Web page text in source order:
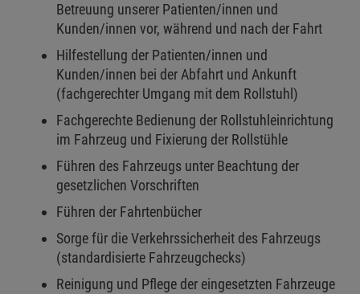
Betreuung unserer Patienten/innen und
Kunden/innen vor, während und nach der Fahrt
Hilfestellung der Patienten/innen und
Kunden/innen bei der Abfahrt und Ankunft
(fachgerechter Umgang mit dem Rollstuhl)
Fachgerechte Bedienung der Rollstuhleinrichtung
im Fahrzeug und Fixierung der Rollstühle
Führen des Fahrzeugs unter Beachtung der
gesetzlichen Vorschriften
Führen der Fahrtenbücher
Sorge für die Verkehrssicherheit des Fahrzeugs
(standardisierte Fahrzeugchecks)
Reinigung und Pflege der eingesetzten Fahrzeuge